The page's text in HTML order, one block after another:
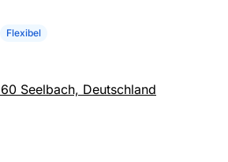
Flexibel
Seelbach, Deutschland